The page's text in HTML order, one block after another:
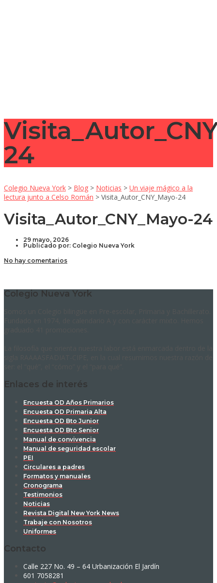
24
Colegio Nueva York > Blog > Noticias > Un viaje mágico a la
lectura junto a Celso Román > Visita_Autor_CNY_Mayo-24
Visita_Autor_CNY_Mayo-24
29 mayo, 2026
Publicado por: Colegio Nueva York
No hay comentarios
Colegio Nueva York
Enlaces de interés
Encuesta OD Años Primarios
Encuesta OD Primaria Alta
Encuesta OD Bto Junior
Encuesta OD Bto Senior
Manual de convivencia
Manual de seguridad escolar
PEI
Circulares a padres
Formatos y manuales
Cronograma
Testimonios
Noticias
Revista Digital New York News
Trabaje con Nosotros
Uniformes
Contacto
Calle 227 No. 49 – 64 Urbanización El Jardín
601 7058281